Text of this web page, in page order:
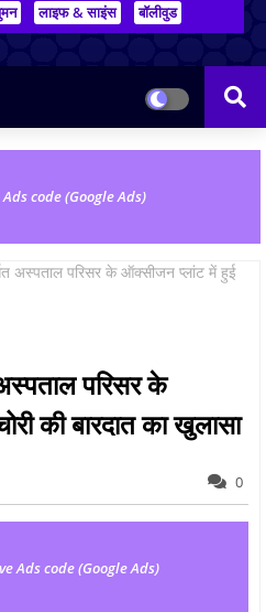
लाइफ & साइंस बॉलीवुड
code (Google Ads)
अस्पताल परिसर के ऑक्सीजन प्लांट में हुई
परिसर के
की बारदात का खुलासा
0
Ads code (Google Ads)